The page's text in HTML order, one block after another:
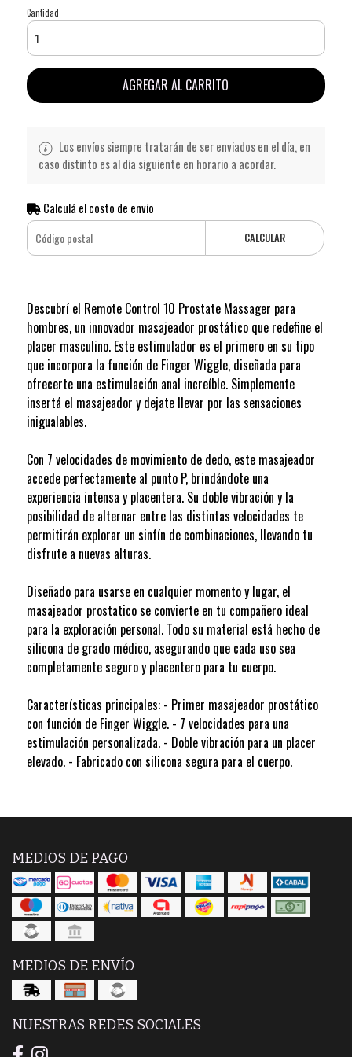
Cantidad
AGREGAR AL CARRITO
Los envíos siempre tratarán de ser enviados en el día, en
caso distinto es al día siguiente en horario a acordar.
Calculá el costo de envío
CALCULAR
Descubrí el Remote Control 10 Prostate Massager para
hombres, un innovador masajeador prostático que redefine el
placer masculino. Este estimulador es el primero en su tipo
que incorpora la función de Finger Wiggle, diseñada para
ofrecerte una estimulación anal increíble. Simplemente
insertá el masajeador y dejate llevar por las sensaciones
inigualables.
Con 7 velocidades de movimiento de dedo, este masajeador
accede perfectamente al punto P, brindándote una
experiencia intensa y placentera. Su doble vibración y la
posibilidad de alternar entre las distintas velocidades te
permitirán explorar un sinfín de combinaciones, llevando tu
disfrute a nuevas alturas.
Diseñado para usarse en cualquier momento y lugar, el
masajeador prostatico se convierte en tu compañero ideal
para la exploración personal. Todo su material está hecho de
silicona de grado médico, asegurando que cada uso sea
completamente seguro y placentero para tu cuerpo.
Características principales: - Primer masajeador prostático
con función de Finger Wiggle. - 7 velocidades para una
estimulación personalizada. - Doble vibración para un placer
elevado. - Fabricado con silicona segura para el cuerpo.
MEDIOS DE PAGO
MEDIOS DE ENVÍO
NUESTRAS REDES SOCIALES